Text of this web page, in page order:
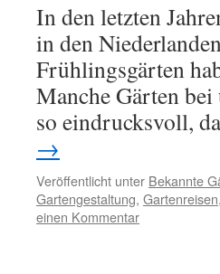
In den letzten
in den
Frühlingsgärten
Manche Gärten
so eindrucksvoll,
→
Veröffentlicht unter Bekannte
Gartengestaltung, Gartenreisen,
einen Kommentar